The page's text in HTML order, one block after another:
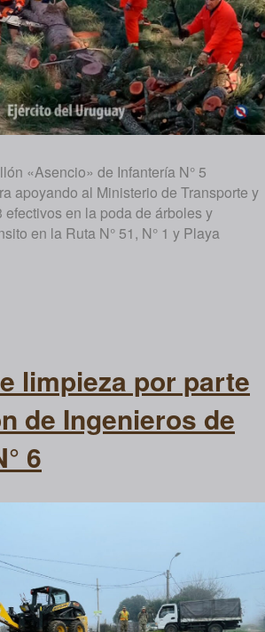
«Asencio» de Infantería N° 5
apoyando al Ministerio de Transporte y
en la poda de árboles y
en la Ruta N° 51, N° 1 y Playa
limpieza por parte
de Ingenieros de
6